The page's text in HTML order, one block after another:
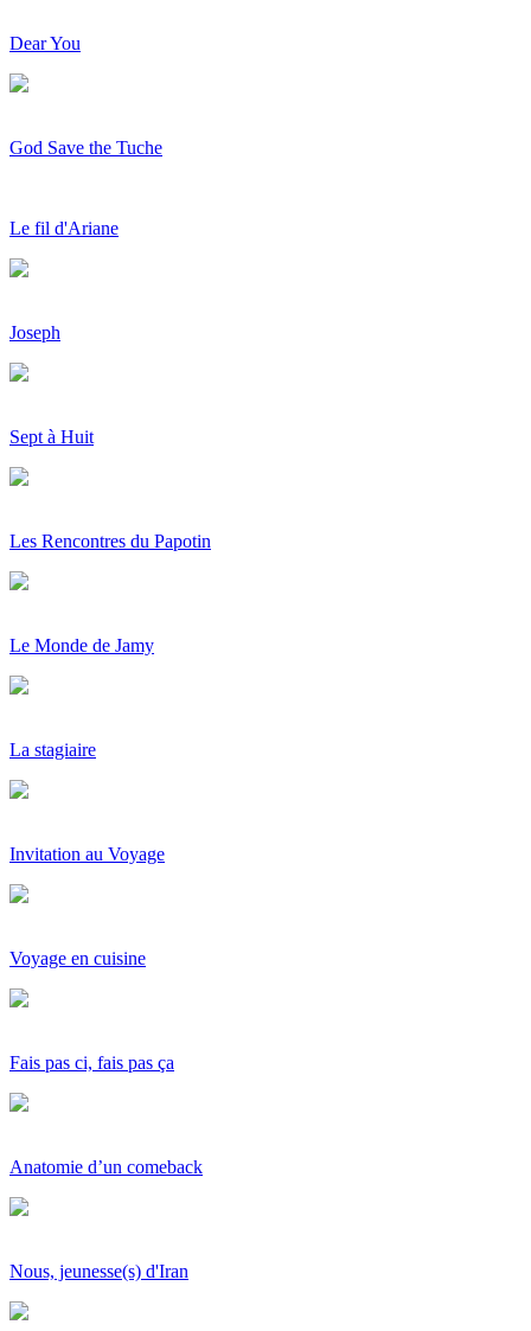
Dear You
God Save the Tuche
Le fil d'Ariane
Joseph
Sept à Huit
Les Rencontres du Papotin
Le Monde de Jamy
La stagiaire
Invitation au Voyage
Voyage en cuisine
Fais pas ci, fais pas ça
Anatomie d’un comeback
Nous, jeunesse(s) d'Iran